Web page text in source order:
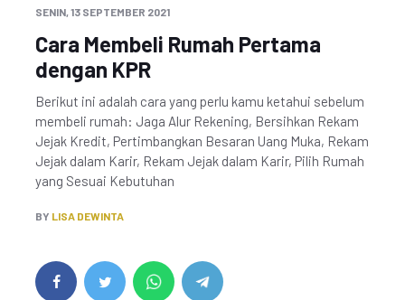
SENIN, 13 SEPTEMBER 2021
Cara Membeli Rumah Pertama
dengan KPR
Berikut ini adalah cara yang perlu kamu ketahui sebelum
membeli rumah: Jaga Alur Rekening, Bersihkan Rekam
Jejak Kredit, Pertimbangkan Besaran Uang Muka, Rekam
Jejak dalam Karir, Rekam Jejak dalam Karir, Pilih Rumah
yang Sesuai Kebutuhan
BY LISA DEWINTA